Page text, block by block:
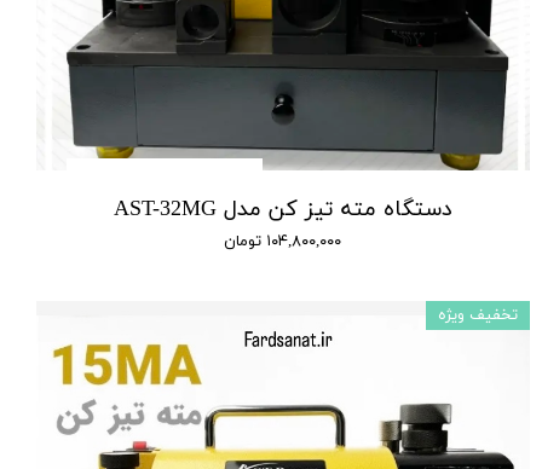
دستگاه مته تیز کن مدل AST-32MG
۱۰۴,۸۰۰,۰۰۰ تومان
تخفیف ویژه